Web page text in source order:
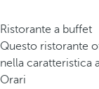
Ristorante a buffet
Questo ristorante
nella caratteristica
Orari